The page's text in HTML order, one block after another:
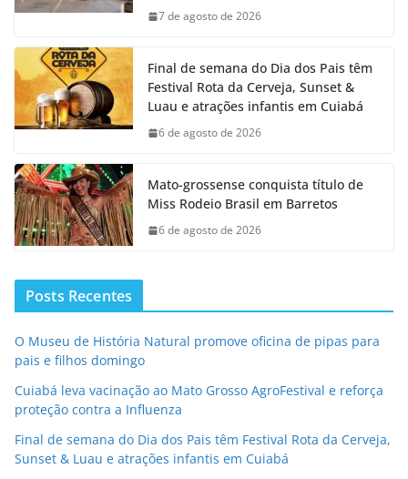
7 de agosto de 2026
Final de semana do Dia dos Pais têm
Festival Rota da Cerveja, Sunset &
Luau e atrações infantis em Cuiabá
6 de agosto de 2026
Mato-grossense conquista título de
Miss Rodeio Brasil em Barretos
6 de agosto de 2026
Posts Recentes
O Museu de História Natural promove oficina de pipas para
pais e filhos domingo
Cuiabá leva vacinação ao Mato Grosso AgroFestival e reforça
proteção contra a Influenza
Final de semana do Dia dos Pais têm Festival Rota da Cerveja,
Sunset & Luau e atrações infantis em Cuiabá